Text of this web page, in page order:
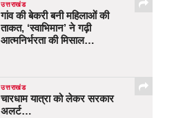
उत्तराखंड
गांव की बेकरी बनी महिलाओं की
ताकत, ‘स्वाभिमान’ ने गढ़ी
आत्मनिर्भरता की मिसाल…
उत्तराखंड
चारधाम यात्रा को लेकर सरकार
अलर्ट…